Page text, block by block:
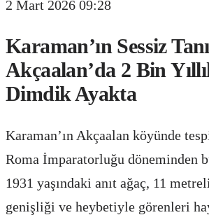
2 Mart 2026 09:28
Karaman’ın Sessiz
Akçaalan’da 2 Bin
Dimdik Ayakta
Karaman’ın Akçaalan köyünde
Roma İmparatorluğu döneminden
1931 yaşındaki anıt ağaç, 11
genişliği ve heybetiyle görenleri